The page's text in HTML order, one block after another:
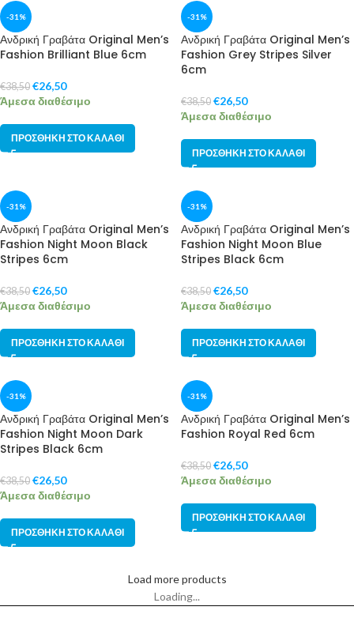
-31%
Ανδρική Γραβάτα Original Men’s
Fashion Brilliant Blue 6cm
€38,50 €26,50
Άμεσα διαθέσιμο
ΠΡΟΣΘΉΚΗ ΣΤΟ ΚΑΛΆΘΙ
-31%
Ανδρική Γραβάτα Original Men’s
Fashion Grey Stripes Silver
6cm
€38,50 €26,50
Άμεσα διαθέσιμο
ΠΡΟΣΘΉΚΗ ΣΤΟ ΚΑΛΆΘΙ
-31%
Ανδρική Γραβάτα Original Men’s
Fashion Night Moon Black
Stripes 6cm
€38,50 €26,50
Άμεσα διαθέσιμο
ΠΡΟΣΘΉΚΗ ΣΤΟ ΚΑΛΆΘΙ
-31%
Ανδρική Γραβάτα Original Men’s
Fashion Night Moon Blue
Stripes Black 6cm
€38,50 €26,50
Άμεσα διαθέσιμο
ΠΡΟΣΘΉΚΗ ΣΤΟ ΚΑΛΆΘΙ
-31%
Ανδρική Γραβάτα Original Men’s
Fashion Night Moon Dark
Stripes Black 6cm
€38,50 €26,50
Άμεσα διαθέσιμο
ΠΡΟΣΘΉΚΗ ΣΤΟ ΚΑΛΆΘΙ
-31%
Ανδρική Γραβάτα Original Men’s
Fashion Royal Red 6cm
€38,50 €26,50
Άμεσα διαθέσιμο
ΠΡΟΣΘΉΚΗ ΣΤΟ ΚΑΛΆΘΙ
Load more products
Loading...